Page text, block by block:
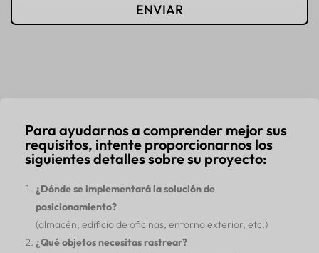
ENVIAR
Para ayudarnos a comprender mejor sus
requisitos, intente proporcionarnos los
siguientes detalles sobre su proyecto:
¿Dónde se implementará la solución de
posicionamiento?
(almacén, edificio de oficinas, entorno exterior, etc.)
¿Qué objetos necesitas rastrear?